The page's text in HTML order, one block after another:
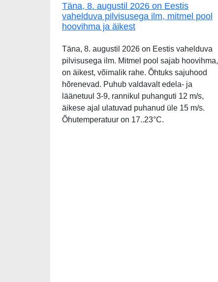
Täna, 8. augustil 2026 on Eestis
vahelduva pilvisusega ilm, mitmel pool
hoovihma ja äikest
Täna, 8. augustil 2026 on Eestis vahelduva
pilvisusega ilm. Mitmel pool sajab hoovihma,
on äikest, võimalik rahe. Õhtuks sajuhood
hõrenevad. Puhub valdavalt edela- ja
läänetuul 3-9, rannikul puhanguti 12 m/s,
äikese ajal ulatuvad puhanud üle 15 m/s.
Õhutemperatuur on 17..23°C.